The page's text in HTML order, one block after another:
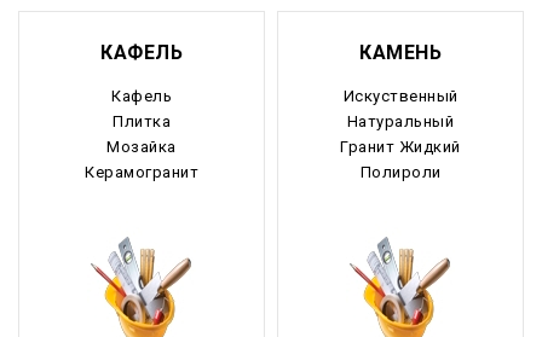
КАФЕЛЬ
Кафель
Плитка
Мозайка
Керамогранит
КАМЕНЬ
Искуственный
Натуральный
Гранит Жидкий
Полироли